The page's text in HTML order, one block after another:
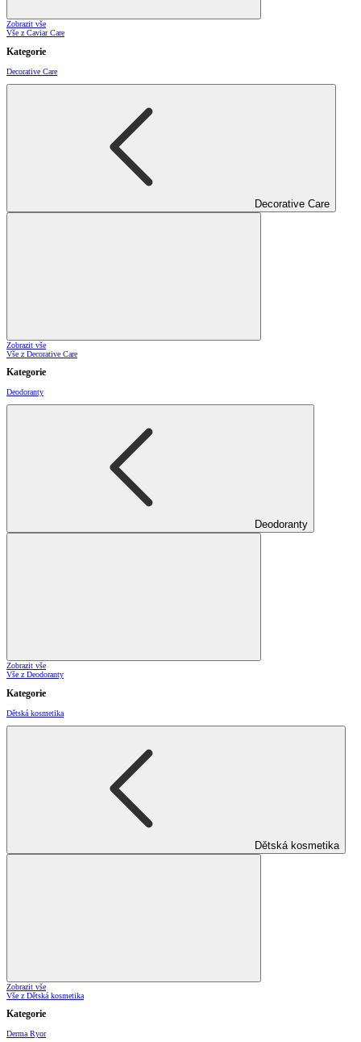
Zobrazit vše
Vše z Caviar Care
Kategorie
Decorative Care
Decorative Care
Zobrazit vše
Vše z Decorative Care
Kategorie
Deodoranty
Deodoranty
Zobrazit vše
Vše z Deodoranty
Kategorie
Dětská kosmetika
Dětská kosmetika
Zobrazit vše
Vše z Dětská kosmetika
Kategorie
Derma Ryor